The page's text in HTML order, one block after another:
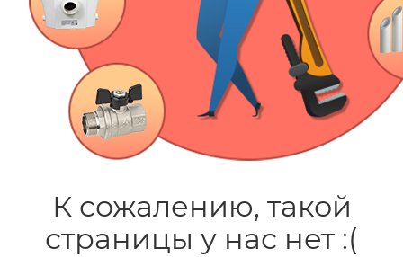
К сожалению, такой
страницы у нас нет :(
помогут с подбором.
ЗАКАЗАТЬ ЗВОНОК